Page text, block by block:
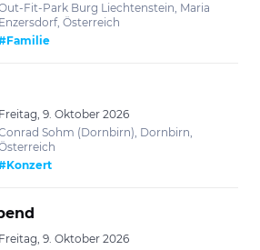
Fit-Park Burg Liechtenstein, Maria
Enzersdorf, Österreich
Freitag, 9. Oktober 2026
Sohm (Dornbirn), Dornbirn,
Freitag, 9. Oktober 2026